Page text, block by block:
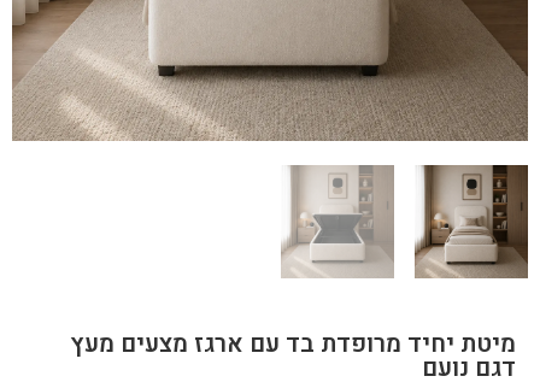
מיטת יחיד מרופדת בד עם ארגז מצעים מעץ
דגם נועם